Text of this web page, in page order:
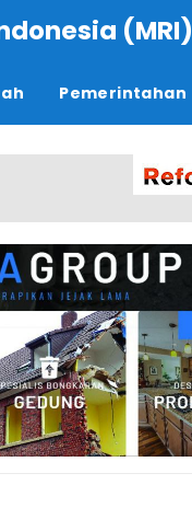
(MRI)
Pemerintahan